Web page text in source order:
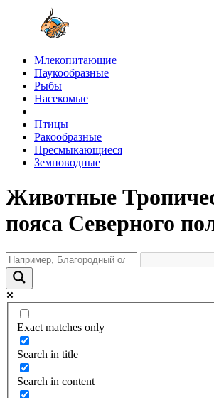
Млекопитающие
Паукообразные
Рыбы
Насекомые
Птицы
Ракообразные
Пресмыкающиеся
Земноводные
Животные
пояса Северного
Exact matches only
Search in title
Search in content